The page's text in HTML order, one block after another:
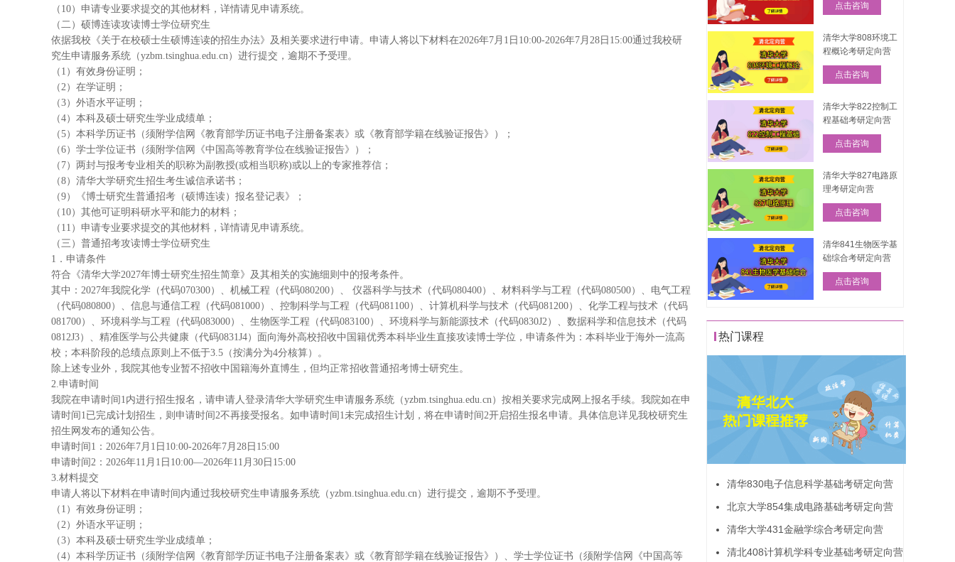
（10）申请专业要求提交的其他材料，详情请见申请系统。
（二）硕博连读攻读博士学位研究生
依据我校《关于在校硕士生硕博连读的招生办法》及相关要求进行申请。申请人将以下材料在2026年7月1日10:00-2026年7月28日15:00通过我校研
究生申请服务系统（yzbm.tsinghua.edu.cn）进行提交，逾期不予受理。
（1）有效身份证明；
（2）在学证明；
（3）外语水平证明；
（4）本科及硕士研究生学业成绩单；
（5）本科学历证书（须附学信网《教育部学历证书电子注册备案表》或《教育部学籍在线验证报告》）；
（6）学士学位证书（须附学信网《中国高等教育学位在线验证报告》）；
（7）两封与报考专业相关的职称为副教授(或相当职称)或以上的专家推荐信；
（8）清华大学研究生招生考生诚信承诺书；
（9）《博士研究生普通招考（硕博连读）报名登记表》；
（10）其他可证明科研水平和能力的材料；
（11）申请专业要求提交的其他材料，详情请见申请系统。
（三）普通招考攻读博士学位研究生
1．申请条件
符合《清华大学2027年博士研究生招生简章》及其相关的实施细则中的报考条件。
其中：2027年我院化学（代码070300）、机械工程（代码080200）、 仪器科学与技术（代码080400）、材料科学与工程（代码080500）、电气工程
（代码080800）、信息与通信工程（代码081000）、控制科学与工程（代码081100）、计算机科学与技术（代码081200）、化学工程与技术（代码
081700）、环境科学与工程（代码083000）、生物医学工程（代码083100）、环境科学与新能源技术（代码0830J2）、数据科学和信息技术（代码
0812J3）、精准医学与公共健康（代码0831J4）面向海外高校招收中国籍优秀本科毕业生直接攻读博士学位，申请条件为：本科毕业于海外一流高
校；本科阶段的总绩点原则上不低于3.5（按满分为4分核算）。
除上述专业外，我院其他专业暂不招收中国籍海外直博生，但均正常招收普通招考博士研究生。
2.申请时间
我院在申请时间1内进行招生报名，请申请人登录清华大学研究生申请服务系统（yzbm.tsinghua.edu.cn）按相关要求完成网上报名手续。我院如在申
请时间1已完成计划招生，则申请时间2不再接受报名。如申请时间1未完成招生计划，将在申请时间2开启招生报名申请。具体信息详见我校研究生
招生网发布的通知公告。
申请时间1：2026年7月1日10:00-2026年7月28日15:00
申请时间2：2026年11月1日10:00—2026年11月30日15:00
3.材料提交
申请人将以下材料在申请时间内通过我校研究生申请服务系统（yzbm.tsinghua.edu.cn）进行提交，逾期不予受理。
（1）有效身份证明；
（2）外语水平证明；
（3）本科及硕士研究生学业成绩单；
（4）本科学历证书（须附学信网《教育部学历证书电子注册备案表》或《教育部学籍在线验证报告》）、学士学位证书（须附学信网《中国高等
点击咨询
清华大学808环境工
程概论考研定向营
点击咨询
清华大学822控制工
程基础考研定向营
点击咨询
清华大学827电路原
理考研定向营
点击咨询
清华841生物医学基
础综合考研定向营
点击咨询
热门课程
清华830电子信息科学基础考研定向营
北京大学854集成电路基础考研定向营
清华大学431金融学综合考研定向营
清北408计算机学科专业基础考研定向营